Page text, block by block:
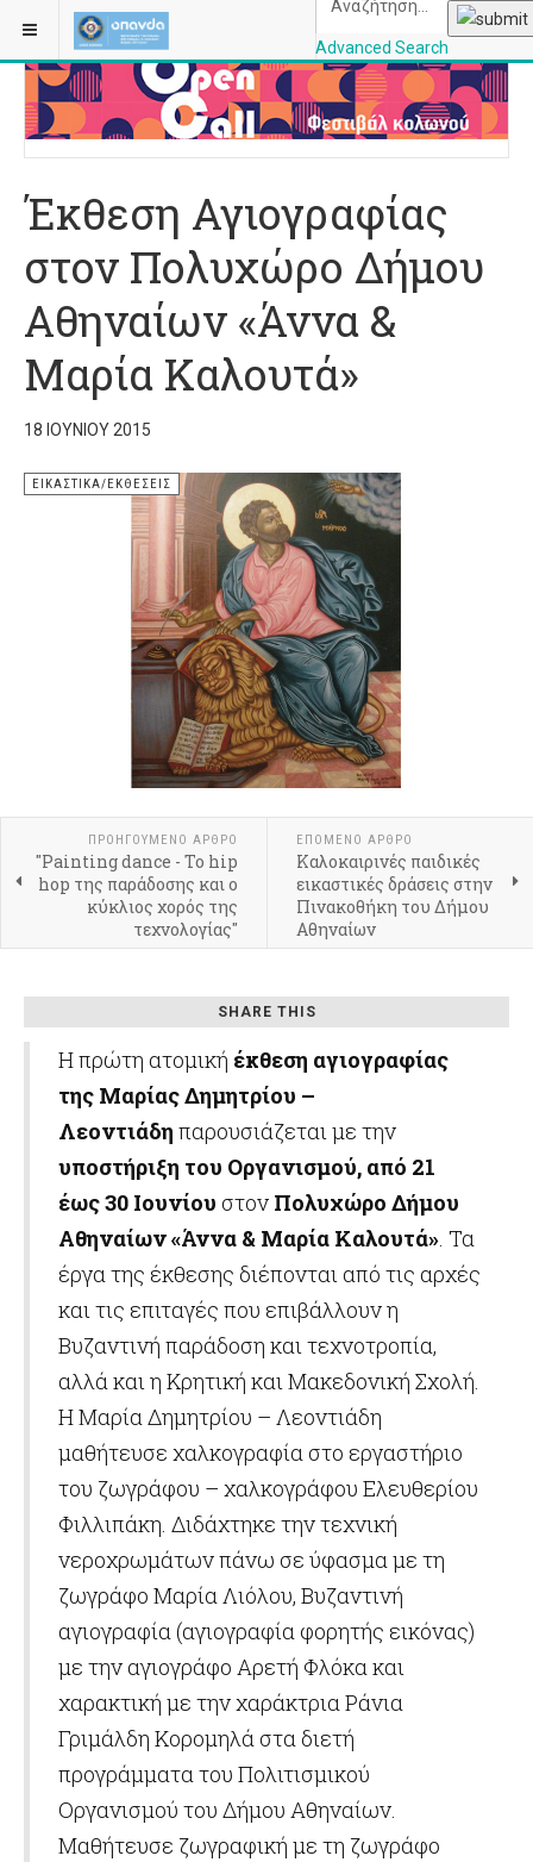
Advanced Search
ΒΡΊΣΚΕΣΤΕ ΕΔΏ: ΑΡΧΙΚΉ
Έκθεση Αγιογραφίας
στον Πολυχώρο Δήμου
Αθηναίων «Άννα &
Μαρία Καλουτά»
18 ΙΟΥΝΊΟΥ 2015
ΕΙΚΑΣΤΙΚΆ/ΕΚΘΈΣΕΙΣ
ΠΡΟΗΓΟΎΜΕΝΟ ΆΡΘΡΟ
"Painting dance - Το hip
hop της παράδοσης και ο
κύκλιος χορός της
τεχνολογίας"
ΕΠΌΜΕΝΟ ΆΡΘΡΟ
Καλοκαιρινές παιδικές
εικαστικές δράσεις στην
Πινακοθήκη του Δήμου
Αθηναίων
SHARE THIS
Η πρώτη ατομική έκθεση αγιογραφίας
της Μαρίας Δημητρίου –
Λεοντιάδη παρουσιάζεται με την
υποστήριξη του Οργανισμού, από 21
έως 30 Ιουνίου στον Πολυχώρο Δήμου
Αθηναίων «Άννα & Μαρία Καλουτά». Τα
έργα της έκθεσης διέπονται από τις αρχές
και τις επιταγές που επιβάλλουν η
Βυζαντινή παράδοση και τεχνοτροπία,
αλλά και η Κρητική και Μακεδονική Σχολή.
Η Μαρία Δημητρίου – Λεοντιάδη
μαθήτευσε χαλκογραφία στο εργαστήριο
του ζωγράφου – χαλκογράφου Ελευθερίου
Φιλλιπάκη. Διδάχτηκε την τεχνική
νεροχρωμάτων πάνω σε ύφασμα με τη
ζωγράφο Μαρία Λιόλου, Βυζαντινή
αγιογραφία (αγιογραφία φορητής εικόνας)
με την αγιογράφο Αρετή Φλόκα και
χαρακτική με την χαράκτρια Ράνια
Γριμάλδη Κορομηλά στα διετή
προγράμματα του Πολιτισμικού
Οργανισμού του Δήμου Αθηναίων.
Μαθήτευσε ζωγραφική με τη ζωγράφο